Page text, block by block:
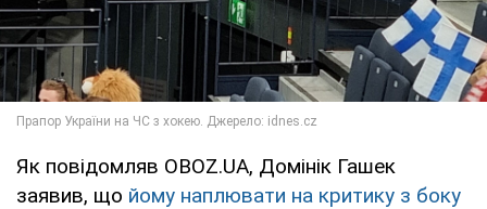
Як повідомляв OBOZ.UA, Домінік Гашек
заявив, що йому наплювати на критику з боку